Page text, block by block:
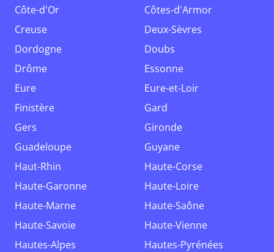
Côte-d'Or
Côtes-d'Armor
Creuse
Deux-Sèvres
Dordogne
Doubs
Drôme
Essonne
Eure
Eure-et-Loir
Finistère
Gard
Gers
Gironde
Guadeloupe
Guyane
Haut-Rhin
Haute-Corse
Haute-Garonne
Haute-Loire
Haute-Marne
Haute-Saône
Haute-Savoie
Haute-Vienne
Hautes-Alpes
Hautes-Pyrénées